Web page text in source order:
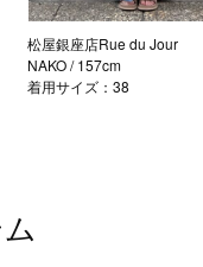
松屋銀座店Rue du Jour
NAKO/ 157cm
着用サイズ：38